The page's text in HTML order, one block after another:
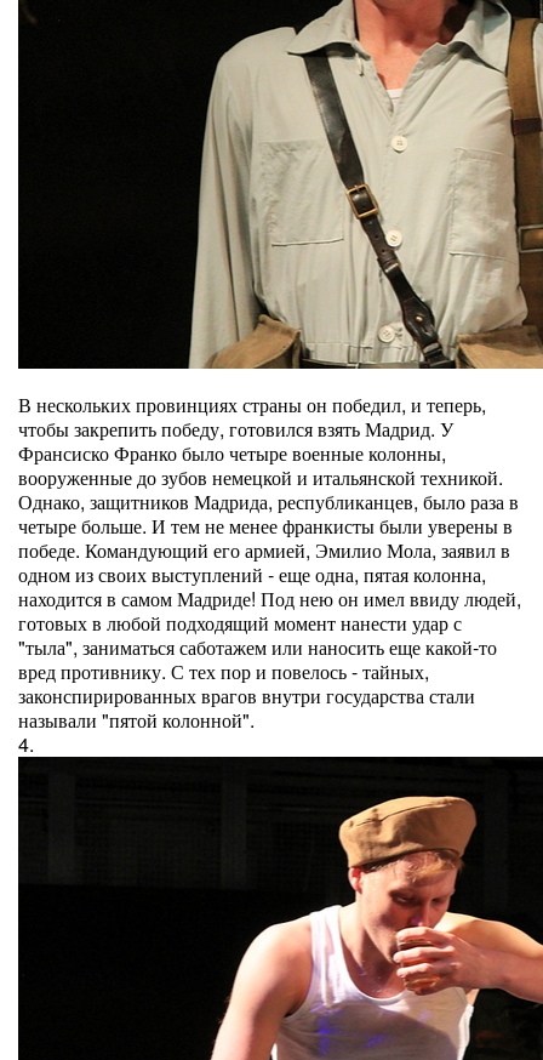
В нескольких провинциях страны он победил, и теперь,
чтобы закрепить победу, готовился взять Мадрид. У
Франсиско Франко было четыре военные колонны,
вооруженные до зубов немецкой и итальянской техникой.
Однако, защитников Мадрида, республиканцев, было раза в
четыре больше. И тем не менее франкисты были уверены в
победе. Командующий его армией, Эмилио Мола, заявил в
одном из своих выступлений - еще одна, пятая колонна,
находится в самом Мадриде! Под нею он имел ввиду людей,
готовых в любой подходящий момент нанести удар с
"тыла", заниматься саботажем или наносить еще какой-то
вред противнику. С тех пор и повелось - тайных,
законспирированных врагов внутри государства стали
называли "пятой колонной".
4.